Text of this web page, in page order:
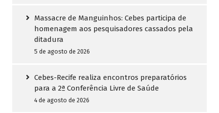
Massacre de Manguinhos: Cebes participa de
homenagem aos pesquisadores cassados pela
ditadura
5 de agosto de 2026
Cebes-Recife realiza encontros preparatórios
para a 2ª Conferência Livre de Saúde
4 de agosto de 2026